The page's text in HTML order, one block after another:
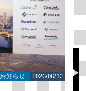
お知らせ 2026/06/12